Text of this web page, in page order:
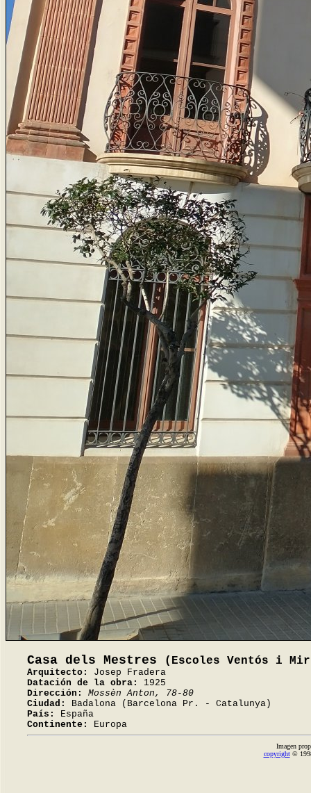
Casa dels Mestres (Escoles Ventós i
Arquitecto:
Josep Fradera
Datación de la obra:
1925
Dirección:
Mossèn Anton, 78-80
Ciudad:
Badalona (Barcelona Pr. - Catalunya)
País:
España
Continente:
Europa
Imagen
copyright©